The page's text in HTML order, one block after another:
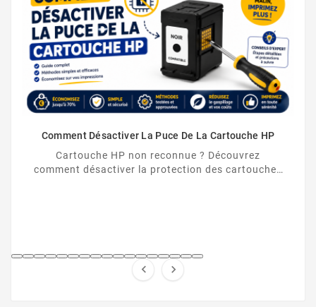
Comment Désactiver La Puce De La Cartouche HP
Cartouche HP non reconnue ? Découvrez
comment désactiver la protection des cartouches
 